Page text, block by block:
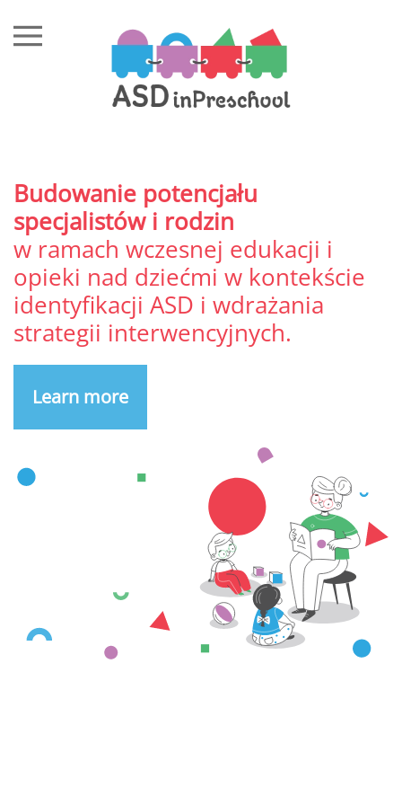
Przejdź do treści głównej
Budowanie potencjału
specjalistów i rodzin
w ramach wczesnej edukacji i
opieki nad dziećmi w kontekście
identyfikacji ASD i wdrażania
strategii interwencyjnych.
Learn more